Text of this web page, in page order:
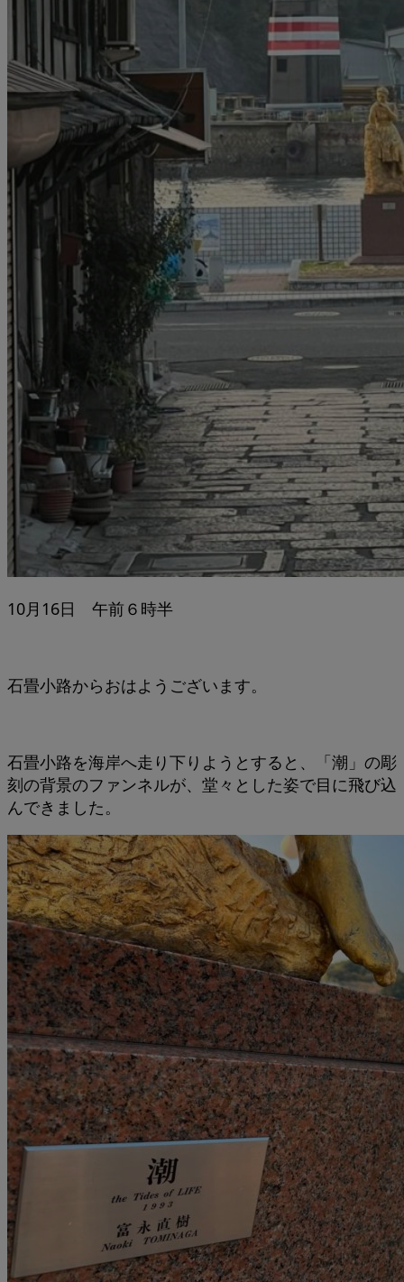
10月16日 午前６時半
石畳小路からおはようございます。
石畳小路を海岸へ走り下りようとすると、「潮」の彫
刻の背景のファンネルが、堂々とした姿で目に飛び込
んできました。